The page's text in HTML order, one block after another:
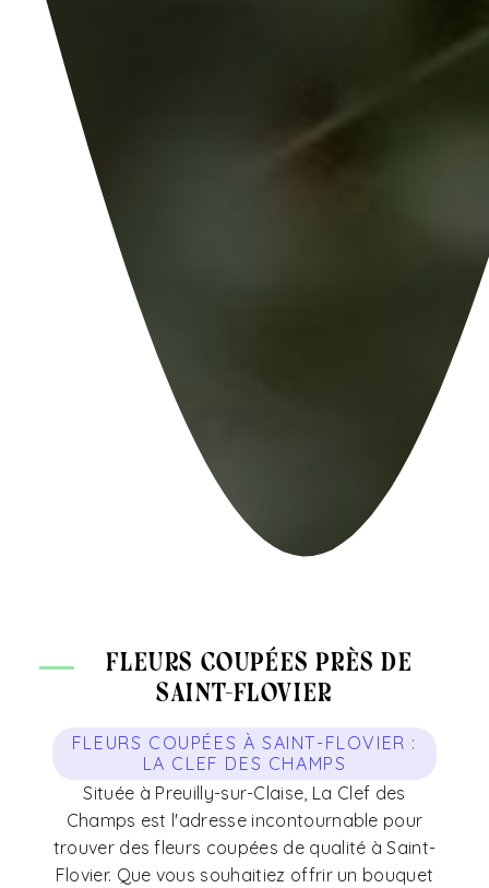
fleurs coupées près de
Saint-Flovier
FLEURS COUPÉES À SAINT-FLOVIER :
LA CLEF DES CHAMPS
Située à Preuilly-sur-Claise, La Clef des
Champs est l'adresse incontournable pour
trouver des fleurs coupées de qualité à Saint-
Flovier. Que vous souhaitiez offrir un bouquet